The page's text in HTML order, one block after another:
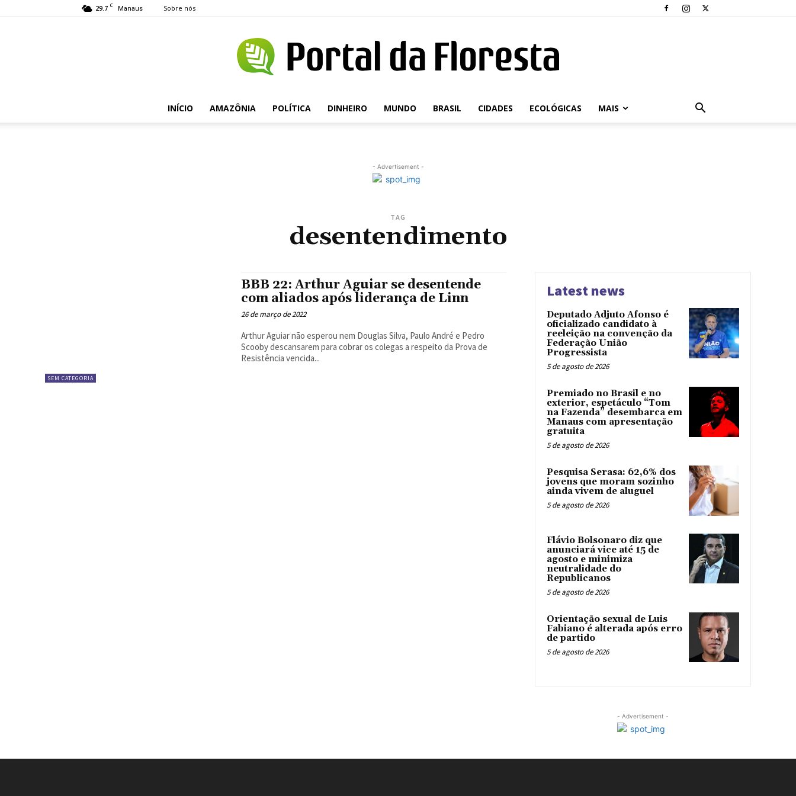
29.7 C Manaus Sobre nós
Portal
INÍCIO AMAZÔNIA POLÍTICA DINHEIRO MUNDO BRASIL CIDADES ECOLÓGICAS MAIS
- Advertisement -
TAG
desentendimento
SEM CATEGORIA
BBB 22: Arthur Aguiar se desentende
com aliados após liderança de Linn
26 de março de 2022
Arthur Aguiar não esperou nem Douglas Silva, Paulo André e Pedro
Scooby descansarem para cobrar os colegas a respeito da Prova de
Resistência vencida...
Latest news
Deputado Adjuto Afonso é
oficializado candidato à
reeleição na convenção da
Federação União
Progressista
5 de agosto de 2026
Premiado no Brasil e no
exterior, espetáculo “Tom
na Fazenda” desembarca em
Manaus com apresentação
gratuita
5 de agosto de 2026
Pesquisa Serasa: 62,6% dos
jovens que moram sozinho
ainda vivem de aluguel
5 de agosto de 2026
Flávio Bolsonaro diz que
anunciará vice até 15 de
agosto e minimiza
neutralidade do
Republicanos
5 de agosto de 2026
Orientação sexual de Luis
Fabiano é alterada após erro
de partido
5 de agosto de 2026
- Advertisement -